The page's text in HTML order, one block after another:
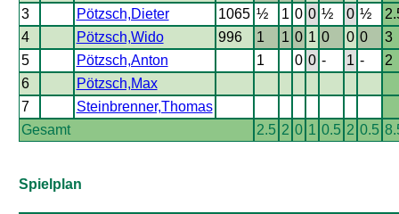
3
Pötzsch,Dieter 1065 ½ 1 0 0 ½ 0 ½
4
Pötzsch,Wido 996 1 1 0 1 0 0 0
3
5
Pötzsch,Anton 1 0 0 - 1 -
2
6
Pötzsch,Max
7
Steinbrenner,Thomas
Gesamt
2.5 2 0 1 0.5 2 0.5
Spielplan